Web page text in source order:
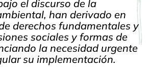
el discurso de la
han derivado en
derechos fundamentales y
sociales y formas de
la necesidad urgente
su implementación.